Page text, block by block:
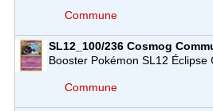
Commune
SL12_100/236 Cosmog
Booster Pokémon SL12 Éclipse
Commune